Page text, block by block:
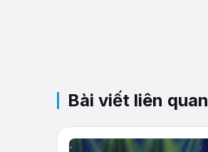
Bài viết liên quan